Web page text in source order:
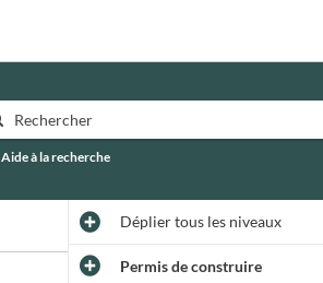
Aide à la recherche
Dépliertous les niveaux
Permis de construire